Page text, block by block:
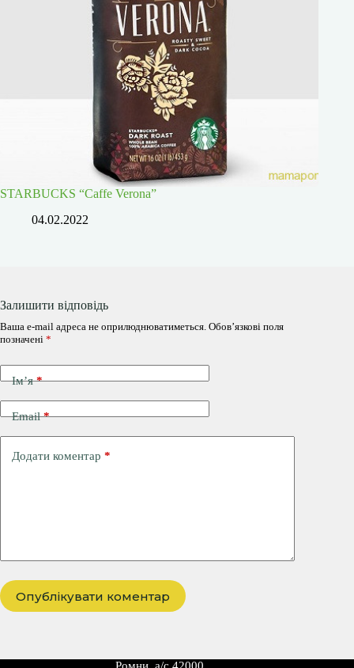
STARBUCKS “Caffe Verona”
04.02.2022
Залишити відповідь
Ваша e-mail адреса не оприлюднюватиметься. Обов’язкові поля
позначені *
Ім’я*
Email*
Додати коментар *
Опублікувати коментар